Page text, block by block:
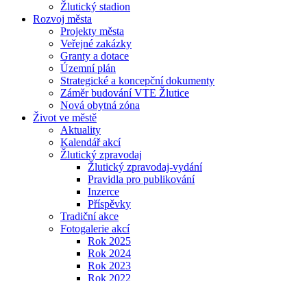
Žlutický stadion
Rozvoj města
Projekty města
Veřejné zakázky
Granty a dotace
Územní plán
Strategické a koncepční dokumenty
Záměr budování VTE Žlutice
Nová obytná zóna
Život ve městě
Aktuality
Kalendář akcí
Žlutický zpravodaj
Žlutický zpravodaj-vydání
Pravidla pro publikování
Inzerce
Příspěvky
Tradiční akce
Fotogalerie akcí
Rok 2025
Rok 2024
Rok 2023
Rok 2022